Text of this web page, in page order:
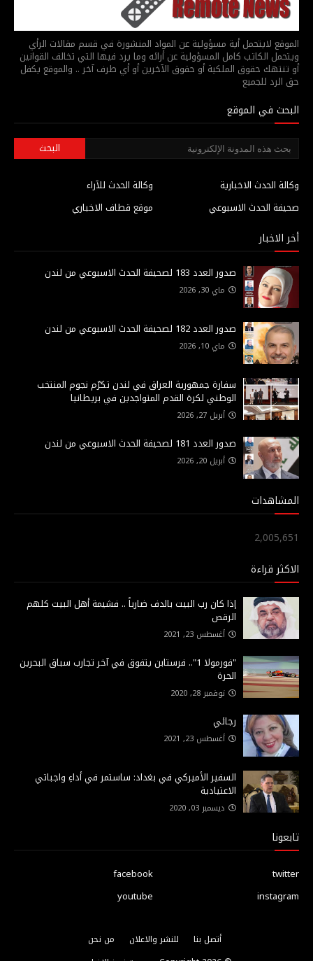
الموقع لايتحمل أية مسؤولية عن المواد المنشورة في قسم مقالات الرأي
ويتحمل الكاتب كامل المسؤولية عن أرائه وما يرد فيها التي تخالف القوانين
أو تنتهك حقوق الملكية أو حقوق الآخرين أو أي طرف آخر .. والموقع يكفل
حق الرد للجميع
البحث في الموقع
وكالة الحدث للآراء
وكالة الحدث الاخبارية
موقع قطاف الاخباري
صحيفة الحدث الاسبوعي
أخر الاخبار
صدور العدد 183 لصحيفة الحدث الاسبوعي من لندن
ماي 30, 2026
صدور العدد 182 لصحيفة الحدث الاسبوعي من لندن
ماي 10, 2026
سفارة جمهورية العراق في لندن تكرّم نجوم المنتخب
الوطني لكرة القدم المتواجدين في بريطانيا
أبريل 27, 2026
صدور العدد 181 لصحيفة الحدث الاسبوعي من لندن
أبريل 20, 2026
المشاهدات
2,005,651
الاكثر قراءة
إذا كان رب البيت بالدف ضارباً .. فشيمة أهل البيت كلهم
الرقص
أغسطس 23, 2021
"فورمولا 1".. فرستابن يتفوق في آخر تجارب سباق البحرين
الحرة
نوفمبر 28, 2020
رجائي
أغسطس 23, 2021
السفير الأميركي في بغداد: ساستمر في أداءِ واجباتي
الاعتيادية
ديسمبر 03, 2020
تابعونا
facebook
twitter
youtube
instagram
أتصل بنا للنشر والاعلان
من نحن